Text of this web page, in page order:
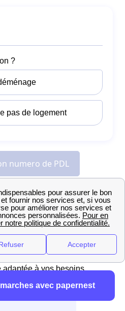
l'énergie à
à la résiliation
facture EDF à Allainville
il existe plusieurs
régler votre facture EDF,
à vos besoins.
avec papernest